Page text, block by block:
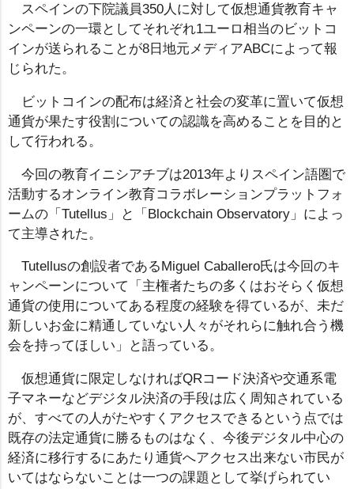
スペインの下院議員350人に対して仮想通貨教育キャ
ンペーンの一環としてそれぞれ1ユーロ相当のビットコ
インが送られることが8日地元メディアABCによって報
じられた。
ビットコインの配布は経済と社会の変革に置いて仮想
通貨が果たす役割についての認識を高めることを目的と
して行われる。
今回の教育イニシアチブは2013年よりスペイン語圏で
活動するオンライン教育コラボレーションプラットフォ
ームの「Tutellus」と「Blockchain Observatory」によっ
て主導された。
Tutellusの創設者であるMiguel Caballero氏は今回のキ
ャンペーンについて「主権者たちの多くはおそらく仮想
通貨の使用についてある程度の経験を得ているが、未だ
新しいお金に精通していない人々がそれらに触れ合う機
会を持ってほしい」と語っている。
仮想通貨に限定しなければQRコード決済や交通系電
子マネーなどデジタル決済の手段は広く周知されている
が、すべての人がたやすくアクセスできるという点では
既存の法定通貨に勝るものはなく、今後デジタル中心の
経済に移行するにあたり通貨へアクセス出来ない市民が
いてはならないことは一つの課題として挙げられてい